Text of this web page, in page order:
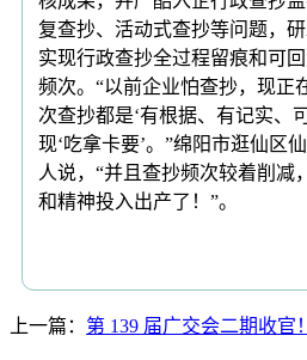
复查抄、活动式查抄等问题，研
实现行政查抄全过程留痕和可
频次。“以前企业怕查抄，现正
次查抄都是‘有根据、有记实、
现‘吃拿卡要’。”绵阳市逛仙区
人说，“并且查抄频次较着削减
和精神投入出产了！”。
上一篇： 第 139 届广交会二期收官